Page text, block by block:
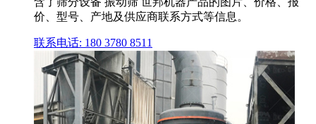
价、型号、产地及供应商联系方式等信息。
联系电话: 180 3780 8511